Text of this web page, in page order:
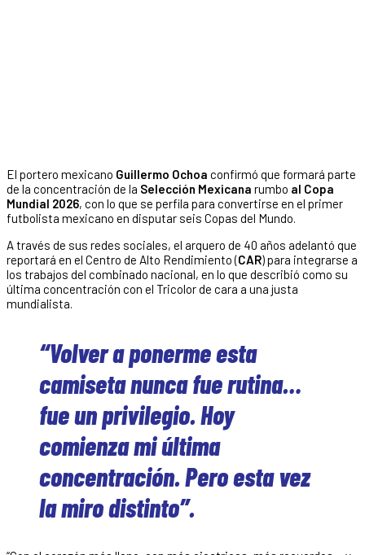
El portero mexicano Guillermo Ochoa confirmó que formará parte
de la concentración de la Selección Mexicana rumbo al Copa
Mundial 2026, con lo que se perfila para convertirse en el primer
futbolista mexicano en disputar seis Copas del Mundo.
A través de sus redes sociales, el arquero de 40 años adelantó que
reportará en el Centro de Alto Rendimiento (CAR) para integrarse a
los trabajos del combinado nacional, en lo que describió como su
última concentración con el Tricolor de cara a una justa
mundialista.
“Volver a ponerme esta
camiseta nunca fue rutina…
fue un privilegio. Hoy
comienza mi última
concentración. Pero esta vez
la miro distinto”.